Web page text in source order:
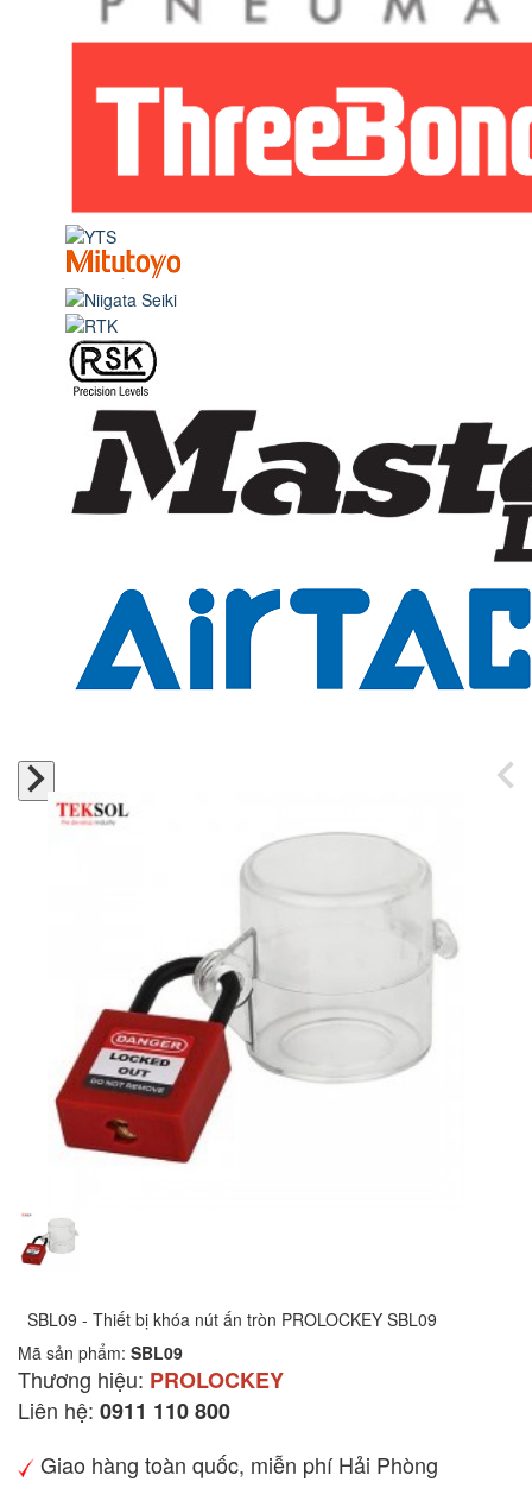
SBL09 - Thiết bị khóa nút ấn tròn PROLOCKEY SBL09
Mã sản phẩm: SBL09
Thương hiệu: PROLOCKEY
Liên hệ: 0911 110 800
Giao hàng toàn quốc, miễn phí Hải Phòng